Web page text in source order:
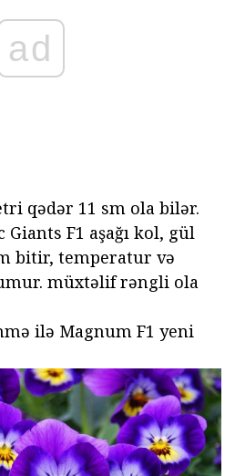
ad
qədər 11 sm ola bilər.
Giants F1 aşağı kol, gül
bitir, temperatur və
müxtəlif rəngli ola
ilə Magnum F1 yeni